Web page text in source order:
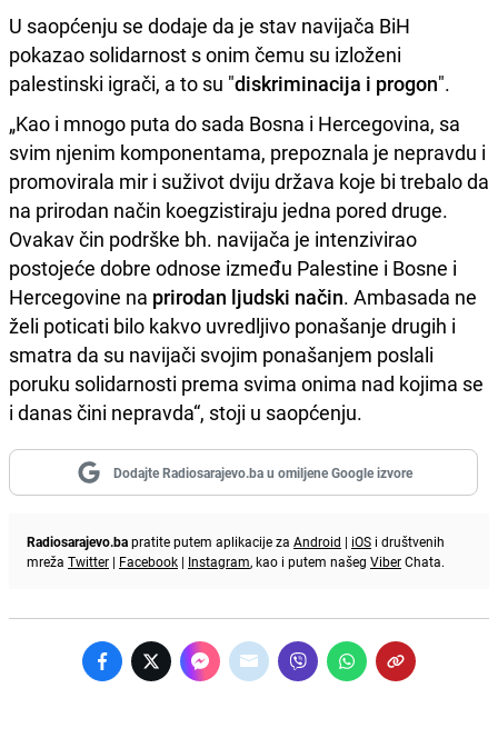
U saopćenju se dodaje da je stav navijača BiH
pokazao solidarnost s onim čemu su izloženi
palestinski igrači, a to su "diskriminacija i progon".
„Kao i mnogo puta do sada Bosna i Hercegovina, sa
svim njenim komponentama, prepoznala je nepravdu i
promovirala mir i suživot dviju država koje bi trebalo da
na prirodan način koegzistiraju jedna pored druge.
Ovakav čin podrške bh. navijača je intenzivirao
postojeće dobre odnose između Palestine i Bosne i
Hercegovine na prirodan ljudski način. Ambasada ne
želi poticati bilo kakvo uvredljivo ponašanje drugih i
smatra da su navijači svojim ponašanjem poslali
poruku solidarnosti prema svima onima nad kojima se
i danas čini nepravda“, stoji u saopćenju.
Dodajte Radiosarajevo.ba u omiljene Google izvore
Radiosarajevo.bapratite putem aplikacije za Android | iOS i društvenih
mreža Twitter | Facebook | Instagram, kao i putem našeg ViberChata.